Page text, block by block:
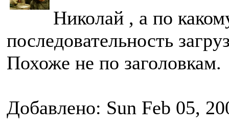
Николай , а по
последовательность
Похоже не по заголовкам.
Добавлено: Sun Feb 05,